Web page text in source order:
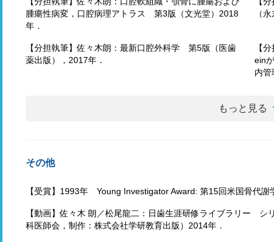
腫瘍性病変，口腔病理アトラス 第3版（文光堂）2018
年．
（
【分担執筆】佐々木朗：最新口腔外科学 第5版（医歯
薬出版），2017年．
【
ein
内管
もっと見る
その他
【受賞】1993年 Young Investigator Award: 第15回米国骨代謝
【動画】佐々木 朗／松尾龍二：日歯生涯研修ライブラリー
科医師会，制作：株式会社学研教育出版）2014年．